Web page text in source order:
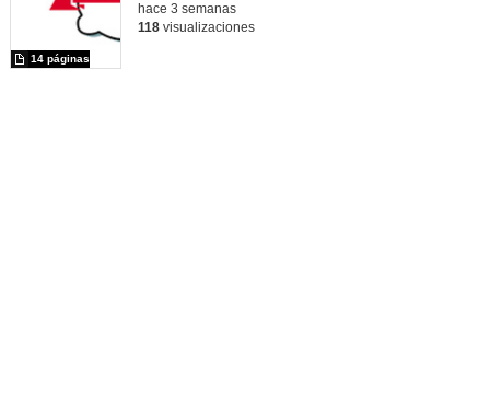
14 páginas
hace 3 semanas
118visualizaciones